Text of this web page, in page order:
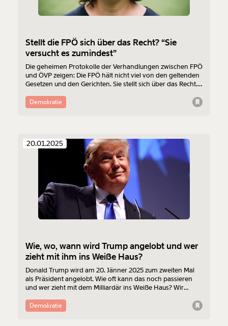
Stellt die FPÖ sich über das Recht? “Sie
versucht es zumindest”
Die geheimen Protokolle der Verhandlungen zwischen FPÖ
und ÖVP zeigen: Die FPÖ hält nicht viel von den geltenden
Gesetzen und den Gerichten. Sie stellt sich über das Recht.
sagt die Menschenrechtsexpertin Marianne Schulze im
Gespräch mit MOMENT.at.
Demokratie
20.01.2025
Wie, wo, wann wird Trump angelobt und wer
zieht mit ihm ins Weiße Haus?
Donald Trump wird am 20. Jänner 2025 zum zweiten Mal
als Präsident angelobt. Wie oft kann das noch passieren
und wer zieht mit dem Milliardär ins Weiße Haus? Wir
Demokratie